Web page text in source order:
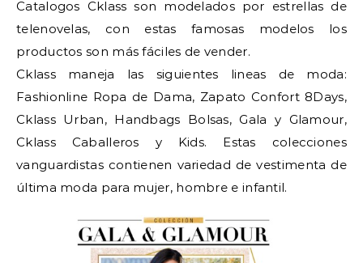
Catalogos Cklass son modelados por estrellas de
telenovelas, con estas famosas modelos los
productos son más fáciles de vender.
Cklass maneja las siguientes lineas de moda:
Fashionline Ropa de Dama, Zapato Confort 8Days,
Cklass Urban, Handbags Bolsas, Gala y Glamour,
Cklass Caballeros y Kids. Estas colecciones
vanguardistas contienen variedad de vestimenta de
última moda para mujer, hombre e infantil.